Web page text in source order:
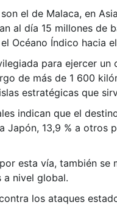
el de Malaca, en
al día 15 millones
Océano Índico hacia
para ejercer
de más de 1 600
estratégicas que
indican que el
Japón, 13,9 % a
esta vía, también
a nivel global.
los ataques